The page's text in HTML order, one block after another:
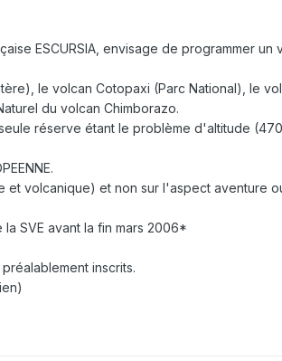
ESCURSIA, envisage de programmer un
le volcan Cotopaxi (Parc National), le
du volcan Chimborazo.
réserve étant le problème d'altitude
et volcanique) et non sur l'aspect aventure
SVE avant la fin mars 2006*
inscrits.